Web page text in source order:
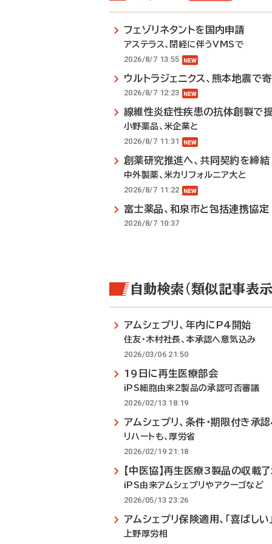
フェゾリネタントを国内申請
アステラス、閉経に伴うVMSで
2026/8/7 13:55
ウルトラジェニクス、熊本地震で
2026/8/7 12:23
線維性炎症性疾患の抗体創製で
小野薬品、米企業と
2026/8/7 11:31
創薬研究推進へ、共同契約を締結
中外製薬、米カリフォルニア大と
2026/8/7 11:22
富士薬品、和泉市と包括連携協定
2026/8/7 10:37
自動検索（類似記事表示
アムシェプリ、年内にP4開始
住友・木村社長、本承認へ意気込み
2026/03/06 21:50
19日に再生医療部会
iPS細胞由来2製品の承認可否審議
2026/02/13 18:19
アムシェプリ、条件・期限付き承認
リハートも、厚労省
2026/02/19 21:18
【中医協】再生医療3製品の収載
iPS由来アムシェプリやアクーゴなど
2026/05/13 23:26
アムシェプリ保険適用、「喜ばしい」
上野厚労相